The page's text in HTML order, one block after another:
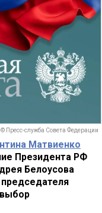
© Пресс-служба Совета Федерации
Матвиенко
Президента РФ
Белоусова